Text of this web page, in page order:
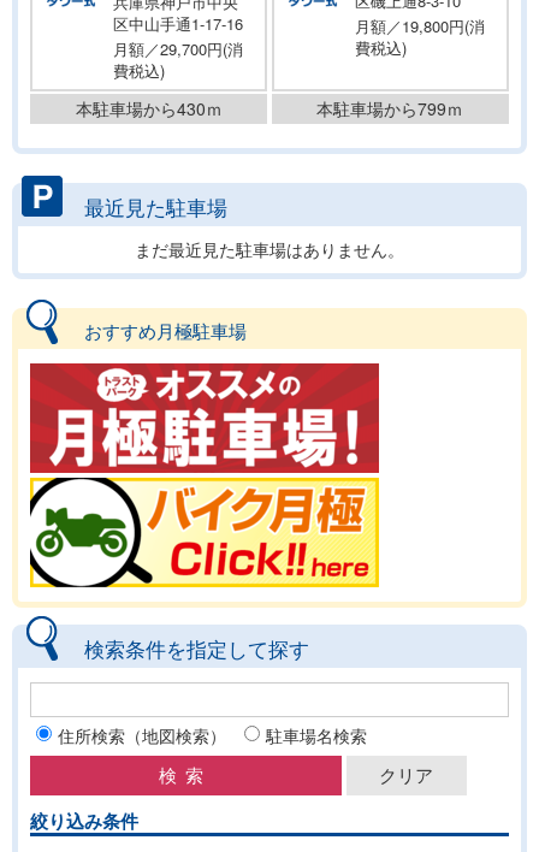
区中山手通1-17-16
月額／29,700円(消
費税込)
本駐車場から430ｍ
月額／19,800円(消
費税込)
本駐車場から799ｍ
最近見た駐車場
まだ最近見た駐車場はありません。
おすすめ月極駐車場
検索条件を指定して探す
住所検索（地図検索） 駐車場名検索
絞り込み条件